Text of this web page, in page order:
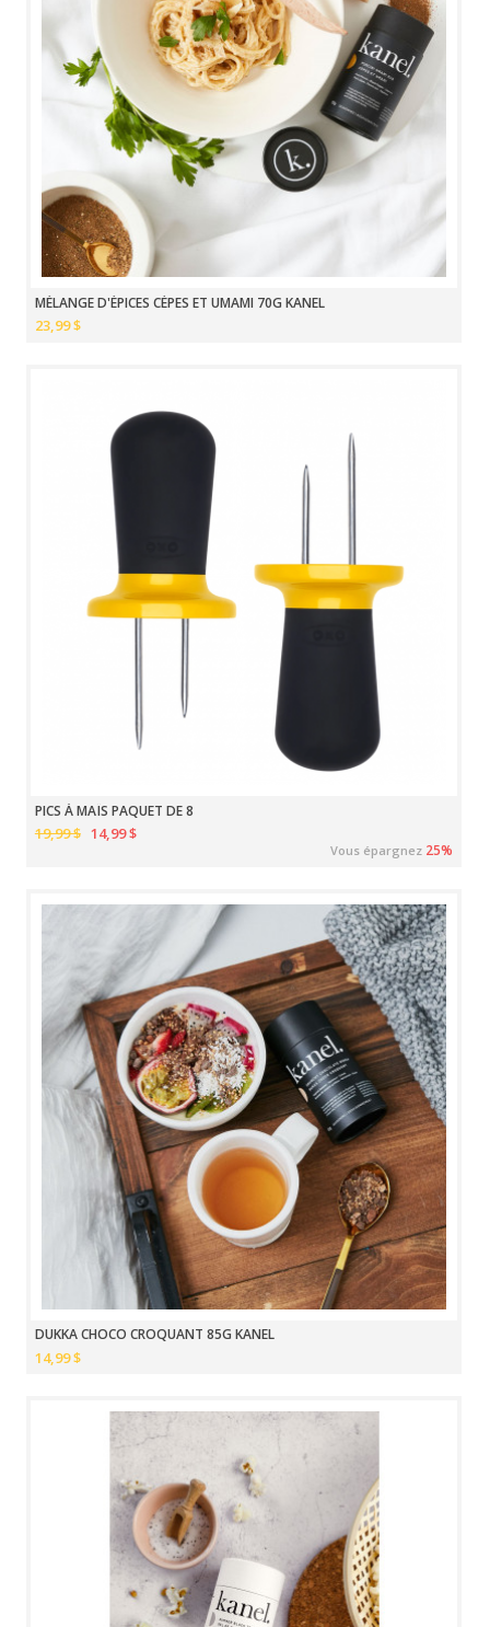
MÉLANGE D'ÉPICES CÈPES ET UMAMI 70G KANEL
23,99 $
PICS À MAÏS PAQUET DE 8
19,99 $ 14,99 $
Vous épargnez 25%
DUKKA CHOCO CROQUANT 85G KANEL
14,99 $